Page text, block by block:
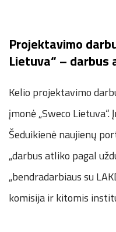
Projektavimo
Lietuva“ – darbus
Kelio projektavimo
įmonė „Sweco
Šeduikienė naujienų
„darbus atliko pagal
„bendradarbiaus su
komisija ir kitomis